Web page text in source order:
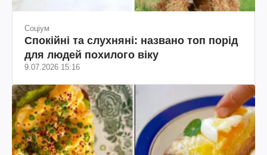
Соціум
Спокійні та слухняні: названо топ порід
для людей похилого віку
9.07.2026 15:16